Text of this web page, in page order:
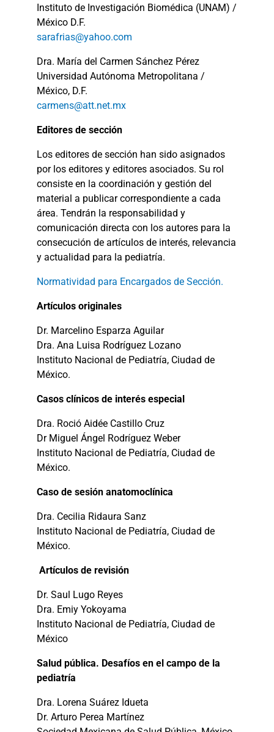
Instituto de Investigación Biomédica (UNAM) /
México D.F.
sarafrias@yahoo.com
Dra. María del Carmen Sánchez Pérez
Universidad Autónoma Metropolitana /
México, D.F.
carmens@att.net.mx
Editores de sección
Los editores de sección han sido asignados
por los editores y editores asociados. Su rol
consiste en la coordinación y gestión del
material a publicar correspondiente a cada
área. Tendrán la responsabilidad y
comunicación directa con los autores para la
consecución de artículos de interés, relevancia
y actualidad para la pediatría.
Normatividad para Encargados de Sección.
Artículos originales
Dr. Marcelino Esparza Aguilar
Dra. Ana Luisa Rodríguez Lozano
Instituto Nacional de Pediatría, Ciudad de
México.
Casos clínicos de interés especial
Dra. Roció Aidée Castillo Cruz
Dr Miguel Ángel Rodríguez Weber
Instituto Nacional de Pediatría, Ciudad de
México.
Caso de sesión anatomoclínica
Dra. Cecilia Ridaura Sanz
Instituto Nacional de Pediatría, Ciudad de
México.
Artículos de revisión
Dr. Saul Lugo Reyes
Dra. Emiy Yokoyama
Instituto Nacional de Pediatría, Ciudad de
México
Salud pública. Desafíos en el campo de la
pediatría
Dra. Lorena Suárez Idueta
Dr. Arturo Perea Martínez